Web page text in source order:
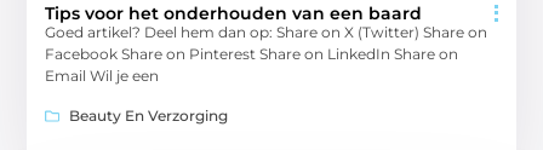
Tips voor het onderhouden van een baard
Goed artikel? Deel hem dan op: Share on X (Twitter) Share on
Facebook Share on Pinterest Share on LinkedIn Share on
Email Wil je een
Beauty En Verzorging